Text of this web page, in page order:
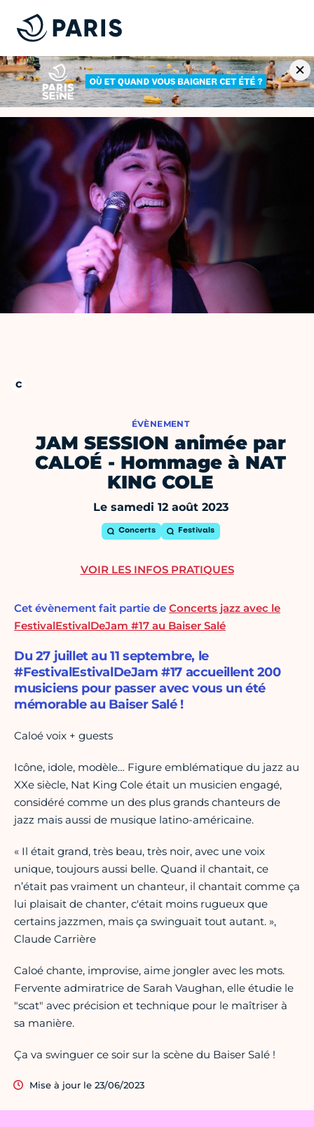
ÉVÈNEMENT
JAM SESSION animée par
CALOÉ - Hommage à NAT
KING COLE
Le samedi 12 août 2023
Concerts Festivals
Cet évènement fait partie de Concerts jazz avec le
FestivalEstivalDeJam #17 au Baiser Salé
Du 27 juillet au 11 septembre, le
#FestivalEstivalDeJam #17 accueillent 200
musiciens pour passer avec vous un été
mémorable au Baiser Salé !
Caloé voix + guests
Icône, idole, modèle… Figure emblématique du jazz au
XXe siècle, Nat King Cole était un musicien engagé,
considéré comme un des plus grands chanteurs de
jazz mais aussi de musique latino-américaine.
« Il était grand, très beau, très noir, avec une voix
unique, toujours aussi belle. Quand il chantait, ce
n’était pas vraiment un chanteur, il chantait comme ça
lui plaisait de chanter, c'était moins rugueux que
certains jazzmen, mais ça swinguait tout autant. »,
Claude Carrière
Caloé chante, improvise, aime jongler avec les mots.
Fervente admiratrice de Sarah Vaughan, elle étudie le
"scat" avec précision et technique pour le maîtriser à
sa manière.
Ça va swinguer ce soir sur la scène du Baiser Salé !
Mise à jour le 23/06/2023
VOIR LES INFOS PRATIQUES